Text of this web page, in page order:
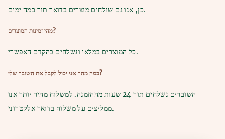
כן, אנו גם שולחים מוצרים בדואר תוך כמה ימים.
מהי זמינות המוצרים?
כל המוצרים במלאי ונשלחים בהקדם האפשרי.
כמה מהר אני יכול לקבל את השובר שלי?
השוברים נשלחים תוך 24 שעות מההזמנה. למשלוח מהיר יותר אנו
ממליצים על משלוח בדואר אלקטרוני.